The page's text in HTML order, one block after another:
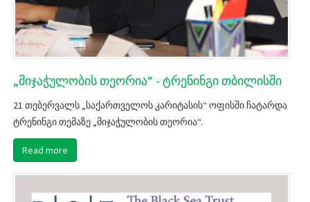
„მიჯაჭულობის თეორია“ - ტრენინგი თბილისში
21 თებერვალს „საქართველოს კარიტასის“ ოფისში ჩატარდა
ტრენინგი თემაზე „მიჯაჭულობის თეორია“.
Read more